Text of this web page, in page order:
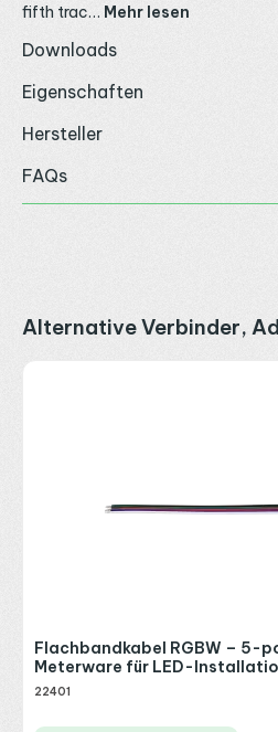
fifth trac… Mehr lesen
Downloads
Eigenschaften
Hersteller
FAQs
Produktgalerie überspringen
Alternative Verbinder,
Flachbandkabel RGBW – 5-
Meterware für LED-
22401